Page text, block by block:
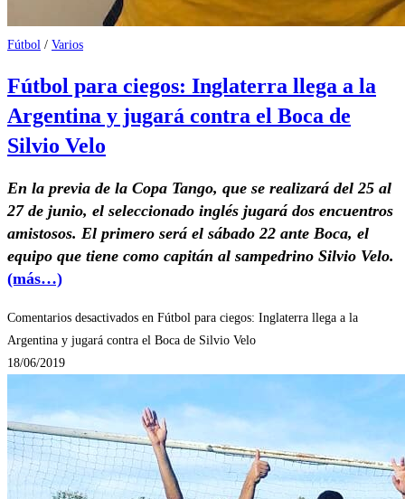
Fútbol / Varios
Fútbol para ciegos: Inglaterra llega a la
Argentina y jugará contra el Boca de
Silvio Velo
En la previa de la Copa Tango, que se realizará del 25 al
27 de junio, el seleccionado inglés jugará dos encuentros
amistosos. El primero será el sábado 22 ante Boca, el
equipo que tiene como capitán al sampedrino Silvio Velo.
(más…)
Comentarios desactivados en Fútbol para ciegos: Inglaterra llega a la
Argentina y jugará contra el Boca de Silvio Velo
18/06/2019